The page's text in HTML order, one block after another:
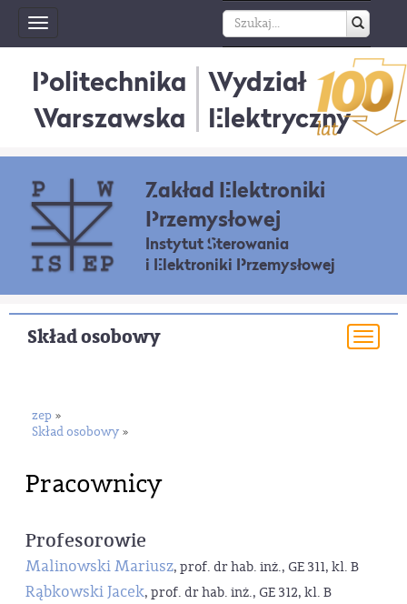
Toggle
navigation
Politechnika
Warszawska
Wydział
Elektryczny
Zakład Elektroniki
Przemysłowej
Instytut Sterowania
i Elektroniki Przemysłowej
Skład osobowy
zep »
Skład osobowy »
Pracownicy
Profesorowie
Malinowski Mariusz, prof. dr hab. inż., GE 311, kl. B
Rąbkowski Jacek, prof. dr hab. inż., GE 312, kl. B